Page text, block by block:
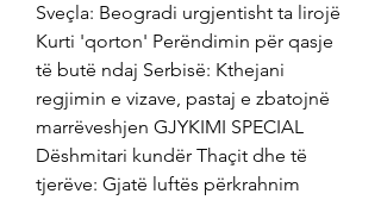
Sveçla: Beogradi urgjentisht ta lirojë
Kurti 'qorton' Perëndimin për qasje
të butë ndaj Serbisë: Kthejani
regjimin e vizave, pastaj e zbatojnë
marrëveshjen GJYKIMI SPECIAL
Dëshmitari kundër Thaçit dhe të
tjerëve: Gjatë luftës përkrahnim